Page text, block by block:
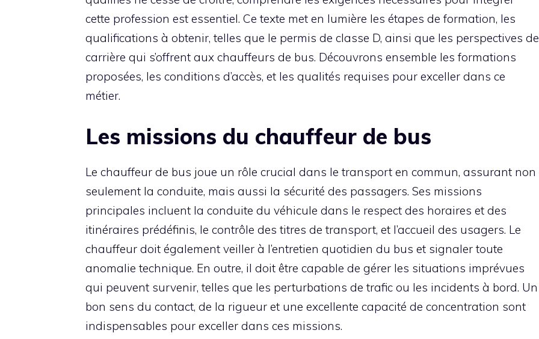
cette profession est essentiel. Ce texte met en lumière les étapes de formation, les
qualifications à obtenir, telles que le permis de classe D, ainsi que les perspectives de
carrière qui s’offrent aux chauffeurs de bus. Découvrons ensemble les formations
proposées, les conditions d’accès, et les qualités requises pour exceller dans ce
métier.
Les missions du chauffeur de bus
Le chauffeur de bus joue un rôle crucial dans le transport en commun, assurant non
seulement la conduite, mais aussi la sécurité des passagers. Ses missions
principales incluent la conduite du véhicule dans le respect des horaires et des
itinéraires prédéfinis, le contrôle des titres de transport, et l’accueil des usagers. Le
chauffeur doit également veiller à l’entretien quotidien du bus et signaler toute
anomalie technique. En outre, il doit être capable de gérer les situations imprévues
qui peuvent survenir, telles que les perturbations de trafic ou les incidents à bord. Un
bon sens du contact, de la rigueur et une excellente capacité de concentration sont
indispensables pour exceller dans ces missions.